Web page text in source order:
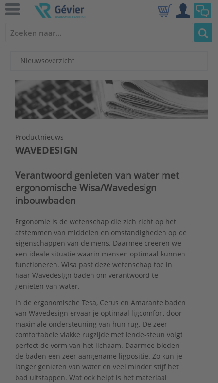
Nieuwsoverzicht
Productnieuws
WAVEDESIGN
Verantwoord genieten van water met
ergonomische Wisa/Wavedesign
inbouwbaden
Ergonomie is de wetenschap die zich richt op het
afstemmen van middelen en omstandigheden op de
eigenschappen van de mens. Daarmee creëren we
een ideale situatie waarin mensen optimaal kunnen
functioneren. Wisa past deze wetenschap toe in
haar Wavedesign baden om verantwoord te
genieten van water.
In de ergonomische Tesa, Cerus en Amarante baden
van Wavedesign ervaar je optimaal ligcomfort door
maximale ondersteuning van hun rug. De zeer
comfortabele vlakke rugzijde met lende-steun volgt
perfect de vorm van het lichaam. Daarmee bieden
de baden een zeer aangename ligpositie. Zo kun je
langer genieten van water en veel minder stijf het
bad uitstappen. Wat ook helpt is het materiaal